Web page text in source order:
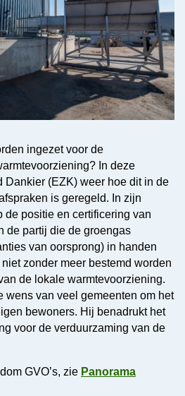
ingezet voor de
In deze
Dankier (EZK) weer hoe dit in de
is geregeld. In zijn
de positie en certificering van
de partij die de groengas
van oorsprong) in handen
zonder meer bestemd worden
de lokale warmtevoorziening.
wens van veel gemeenten om het
bewoners. Hij benadrukt het
voor de verduurzaming van de
GVO’s, zie Panorama